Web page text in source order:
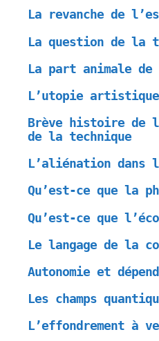
La revanche de
La question de la
La part animale de
L’utopie artistique
Brève histoire de
de la technique
L’aliénation
Qu’est-ce que la
Qu’est-ce que
Le langage de la
Autonomie et
Les champs
L’effondrement à